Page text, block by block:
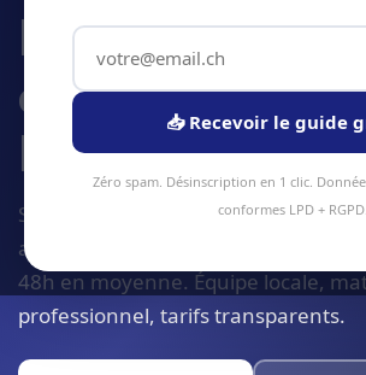
Ingenierie
de batiment a
Bienne
Service ingenierie technique
alentours. Devis gratuit sous 24h,
48h en moyenne. Équipe locale,
professionnel, tarifs transparents.
📥 Recevoir le guide
Zéro spam. Désinscription en 1 clic.
conformes LPD + RGPD.